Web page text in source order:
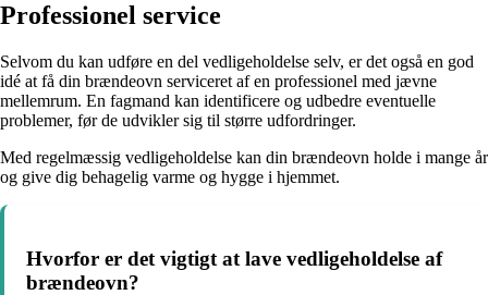
Professionel service
Selvom du kan udføre en del vedligeholdelse selv, er det også en god
idé at få din brændeovn serviceret af en professionel med jævne
mellemrum. En fagmand kan identificere og udbedre eventuelle
problemer, før de udvikler sig til større udfordringer.
Med regelmæssig vedligeholdelse kan din brændeovn holde i mange år
og give dig behagelig varme og hygge i hjemmet.
Hvorfor er det vigtigt at lave vedligeholdelse af
brændeovn?